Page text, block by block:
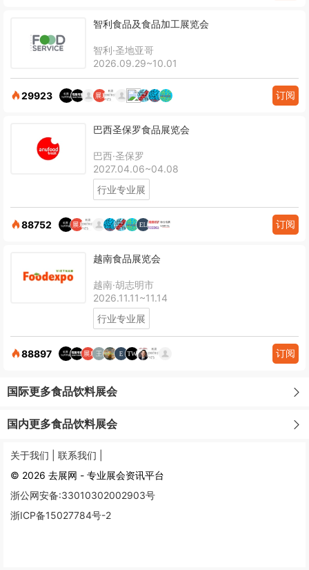
智利食品及食品加工展览会
智利·圣地亚哥
2026.09.29~10.01
29923 订阅
巴西圣保罗食品展览会
巴西·圣保罗
2027.04.06~04.08
行业专业展
88752 订阅
越南食品展览会
越南·胡志明市
2026.11.11~11.14
行业专业展
88897 订阅
国际更多食品饮料展会
国内更多食品饮料展会
关于我们 | 联系我们 |
© 2026 去展网 - 专业展会资讯平台
浙公网安备:33010302002903号
浙ICP备15027784号-2